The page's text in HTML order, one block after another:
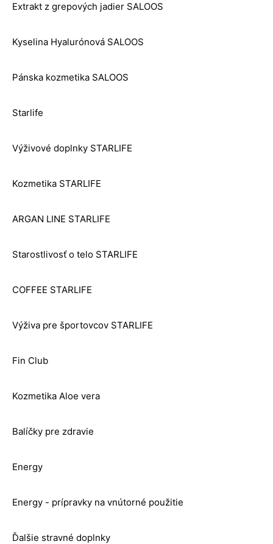
Extrakt z grepových jadier SALOOS
Kyselina Hyalurónová SALOOS
Pánska kozmetika SALOOS
Starlife
Výživové doplnky STARLIFE
Kozmetika STARLIFE
ARGAN LINE STARLIFE
Starostlivosť o telo STARLIFE
COFFEE STARLIFE
Výživa pre športovcov STARLIFE
Fin Club
Kozmetika Aloe vera
Balíčky pre zdravie
Energy
Energy - prípravky na vnútorné použitie
Ďalšie stravné doplnky